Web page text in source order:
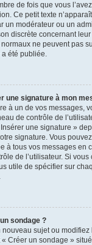
de fois que vous
Ce petit texte
un modérateur ou un
discrète concernant
ne peuvent pas
été publiée.
une signature à mon
à un de vos messages,
de contrôle de
une signature »
signature. Vous
à tous vos messages en
de l’utilisateur. Si
utile de spécifier sur
sondage ?
sujet ou modifiez
« Créer un sondage »